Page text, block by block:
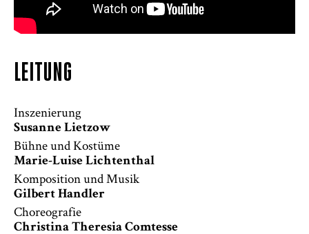
LEITUNG
Inszenierung
Susanne Lietzow
Bühne und Kostüme
Marie-Luise Lichtenthal
Komposition und Musik
Gilbert Handler
Choreografie
Christina Theresia Comtesse